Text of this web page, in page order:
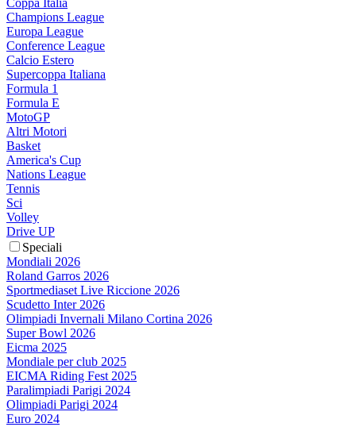
Coppa Italia
Champions League
Europa League
Conference League
Calcio Estero
Supercoppa Italiana
Formula 1
Formula E
MotoGP
Altri Motori
Basket
America's Cup
Nations League
Tennis
Sci
Volley
Drive UP
Speciali
Mondiali 2026
Roland Garros 2026
Sportmediaset Live Riccione 2026
Scudetto Inter 2026
Olimpiadi Invernali Milano Cortina 2026
Super Bowl 2026
Eicma 2025
Mondiale per club 2025
EICMA Riding Fest 2025
Paralimpiadi Parigi 2024
Olimpiadi Parigi 2024
Euro 2024